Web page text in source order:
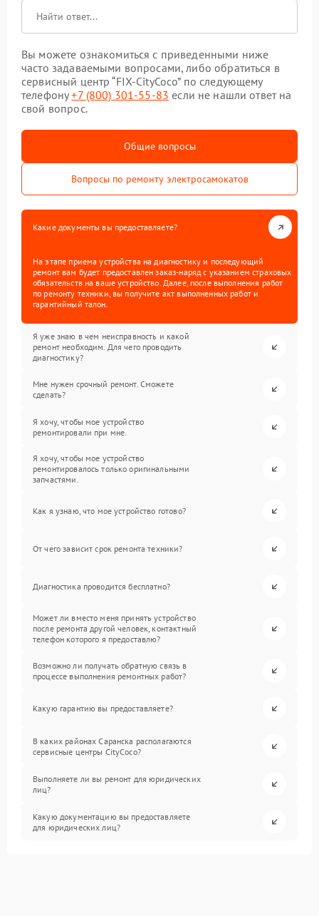
Вы можете ознакомиться с приведенными ниже
часто задаваемыми вопросами, либо обратиться в
сервисный центр “FIX-CityCoco” по следующему
телефону+7 (800) 301-55-83 если не нашли ответ на
свой вопрос.
Общие вопросы
Вопросы по ремонту электросамокатов
Какие документы вы предоставляете?
На этапе приема устройства на диагностику и последующий
ремонт вам будет предоставлен заказ-наряд с указанием страховых
обязательств на ваше устройство. Далее, после выполнения работ
по ремонту техники, вы получите акт выполненных работ и
гарантийный талон.
Я уже знаю в чем неисправность и какой
ремонт необходим. Для чего проводить
диагностику?
Мне нужен срочный ремонт. Сможете
сделать?
Я хочу, чтобы мое устройство
ремонтировали при мне.
Я хочу, чтобы мое устройство
ремонтировалось только оригинальными
запчастями.
Как я узнаю, что мое устройство готово?
От чего зависит срок ремонта техники?
Диагностика проводится бесплатно?
Может ли вместо меня принять устройство
после ремонта другой человек, контактный
телефон которого я предоставлю?
Возможно ли получать обратную связь в
процессе выполнения ремонтных работ?
Какую гарантию вы предоставляете?
В каких районах Саранска располагаются
сервисные центры CityCoco?
Выполняете ли вы ремонт для юридических
лиц?
Какую документацию вы предоставляете
для юридических лиц?